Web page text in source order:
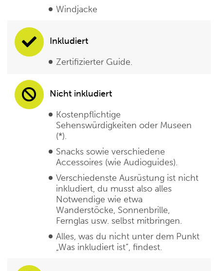
Windjacke
Inkludiert
Zertifizierter Guide.
Nicht inkludiert
Kostenpflichtige
Sehenswürdigkeiten oder Museen
(*).
Snacks sowie verschiedene
Accessoires (wie Audioguides).
Verschiedenste Ausrüstung ist nicht
inkludiert, du musst also alles
Notwendige wie etwa
Wanderstöcke, Sonnenbrille,
Fernglas usw. selbst mitbringen.
Alles, was du nicht unter dem Punkt
„Was inkludiert ist“, findest.